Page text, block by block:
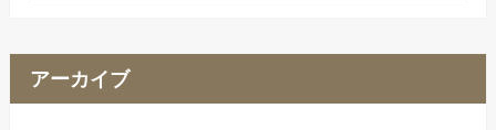
アーカイブ